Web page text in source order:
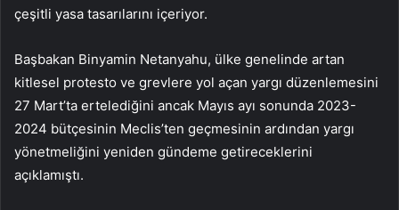
çeşitli yasa tasarılarını içeriyor.
Başbakan Binyamin Netanyahu, ülke genelinde artan
kitlesel protesto ve grevlere yol açan yargı düzenlemesini
27 Mart’ta ertelediğini ancak Mayıs ayı sonunda 2023-
2024 bütçesinin Meclis’ten geçmesinin ardından yargı
yönetmeliğini yeniden gündeme getireceklerini
açıklamıştı.